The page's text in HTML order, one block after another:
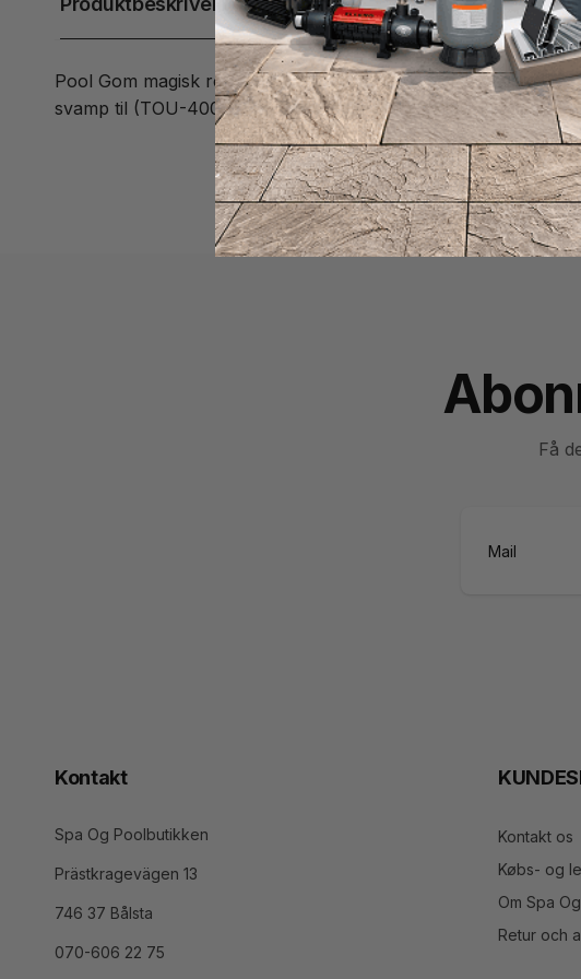
Pool Gom magisk rengøringssvamp til snavs ved vandlinjen
svamp til (TOU-400-0016). Helt ufarlig for lineren eller akrylen.
Få
Kontakt
Spa Og Poolbutikken
Prästkragevägen 13
746 37 Bålsta
070-606 22 75
Kontakt os
Købs- og
Om Spa
Retur och